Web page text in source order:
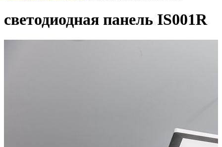
светодиодная панель IS001R